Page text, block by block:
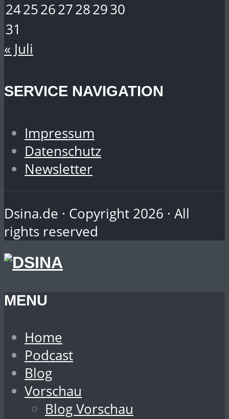
24252627282930
31
« Juli
SERVICE NAVIGATION
Impressum
Datenschutz
Newsletter
Dsina.de · Copyright 2026 · All
rights reserved
MENU
Home
Podcast
Blog
Vorschau
Blog Vorschau